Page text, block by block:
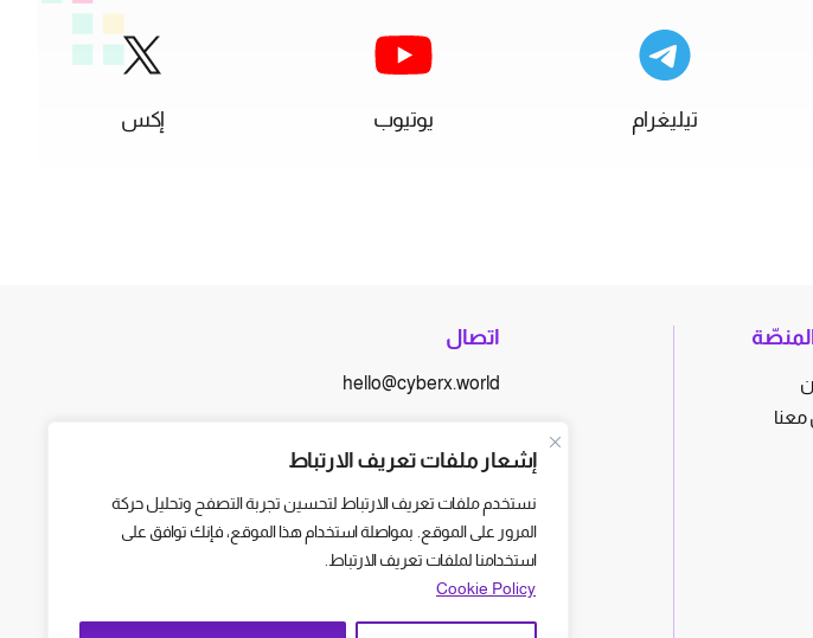
إشعار ملفات تعريف الارتباط
نستخدم ملفات تعريف الارتباط لتحسين تجربة التصفح وتحليل حركة
المرور على الموقع. بمواصلة استخدام هذا الموقع، فإنك توافق على
استخدامنا لملفات تعريف الارتباط.
Cookie Policy
تيليغرام يوتيوب إكس
اتصال
hello@cyberx.world